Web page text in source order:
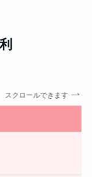
スクロールできます